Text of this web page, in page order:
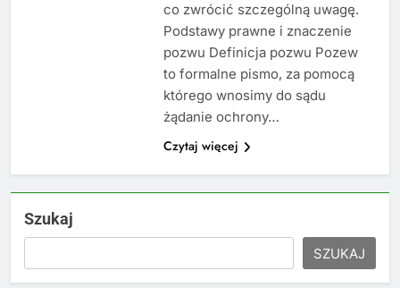
co zwrócić szczególną uwagę.
Podstawy prawne i znaczenie
pozwu Definicja pozwu Pozew
to formalne pismo, za pomocą
którego wnosimy do sądu
żądanie ochrony…
Czytaj więcej
Szukaj
SZUKAJ